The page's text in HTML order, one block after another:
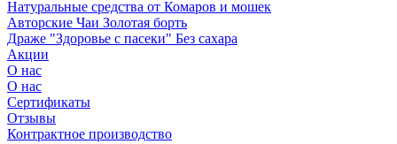
Натуральные средства от Комаров и мошек
Авторские Чаи Золотая борть
Драже "Здоровье с пасеки" Без сахара
Акции
О нас
О нас
Сертификаты
Отзывы
Контрактное производство